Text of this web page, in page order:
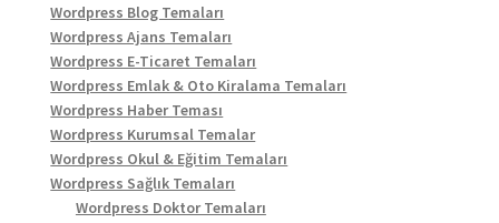
Wordpress Blog Temaları
Wordpress Ajans Temaları
Wordpress E-Ticaret Temaları
Wordpress Emlak & Oto Kiralama Temaları
Wordpress Haber Teması
Wordpress Kurumsal Temalar
Wordpress Okul & Eğitim Temaları
Wordpress Sağlık Temaları
Wordpress Doktor Temaları